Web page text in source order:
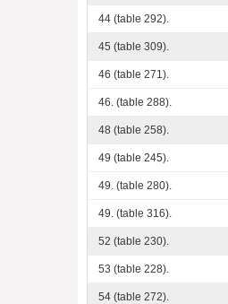
44 (table 292).
45 (table 309).
46 (table 271).
46. (table 288).
48 (table 258).
49 (table 245).
49. (table 280).
49. (table 316).
52 (table 230).
53 (table 228).
54 (table 272).